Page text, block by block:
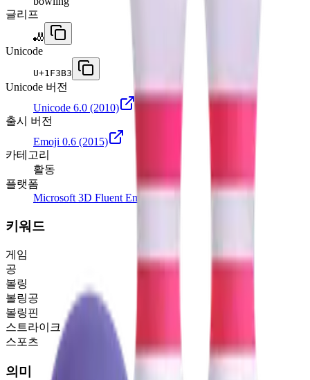
글리프
🎳
Unicode
U+1F3B3
Unicode 버전
Unicode 6.0 (2010)
출시 버전
Emoji 0.6 (2015)
카테고리
활동
플랫폼
Microsoft 3D Fluent Emoji
키워드
게임
공
볼링
볼링공
볼링핀
스트라이크
스포츠
의미